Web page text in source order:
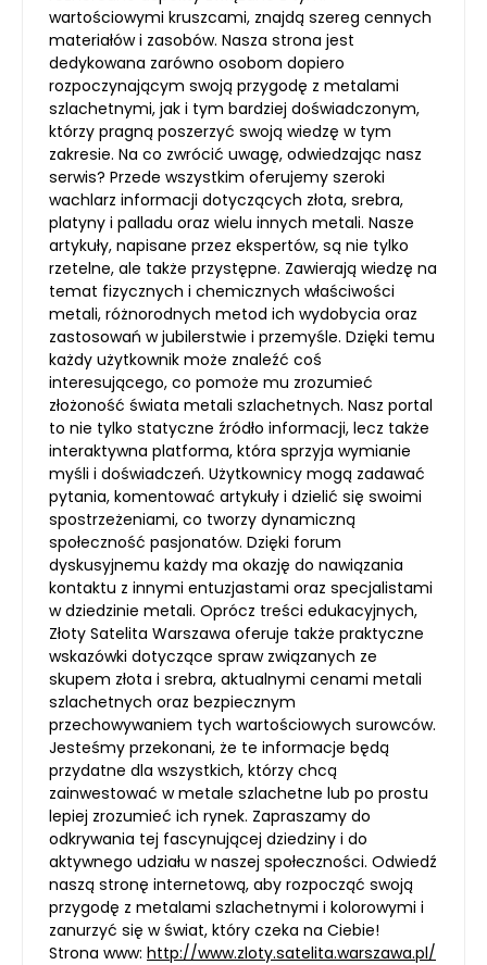
wartościowymi kruszcami, znajdą szereg cennych
materiałów i zasobów. Nasza strona jest
dedykowana zarówno osobom dopiero
rozpoczynającym swoją przygodę z metalami
szlachetnymi, jak i tym bardziej doświadczonym,
którzy pragną poszerzyć swoją wiedzę w tym
zakresie. Na co zwrócić uwagę, odwiedzając nasz
serwis? Przede wszystkim oferujemy szeroki
wachlarz informacji dotyczących złota, srebra,
platyny i palladu oraz wielu innych metali. Nasze
artykuły, napisane przez ekspertów, są nie tylko
rzetelne, ale także przystępne. Zawierają wiedzę na
temat fizycznych i chemicznych właściwości
metali, różnorodnych metod ich wydobycia oraz
zastosowań w jubilerstwie i przemyśle. Dzięki temu
każdy użytkownik może znaleźć coś
interesującego, co pomoże mu zrozumieć
złożoność świata metali szlachetnych. Nasz portal
to nie tylko statyczne źródło informacji, lecz także
interaktywna platforma, która sprzyja wymianie
myśli i doświadczeń. Użytkownicy mogą zadawać
pytania, komentować artykuły i dzielić się swoimi
spostrzeżeniami, co tworzy dynamiczną
społeczność pasjonatów. Dzięki forum
dyskusyjnemu każdy ma okazję do nawiązania
kontaktu z innymi entuzjastami oraz specjalistami
w dziedzinie metali. Oprócz treści edukacyjnych,
Złoty Satelita Warszawa oferuje także praktyczne
wskazówki dotyczące spraw związanych ze
skupem złota i srebra, aktualnymi cenami metali
szlachetnych oraz bezpiecznym
przechowywaniem tych wartościowych surowców.
Jesteśmy przekonani, że te informacje będą
przydatne dla wszystkich, którzy chcą
zainwestować w metale szlachetne lub po prostu
lepiej zrozumieć ich rynek. Zapraszamy do
odkrywania tej fascynującej dziedziny i do
aktywnego udziału w naszej społeczności. Odwiedź
naszą stronę internetową, aby rozpocząć swoją
przygodę z metalami szlachetnymi i kolorowymi i
zanurzyć się w świat, który czeka na Ciebie!
Strona www: http://www.zloty.satelita.warszawa.pl/